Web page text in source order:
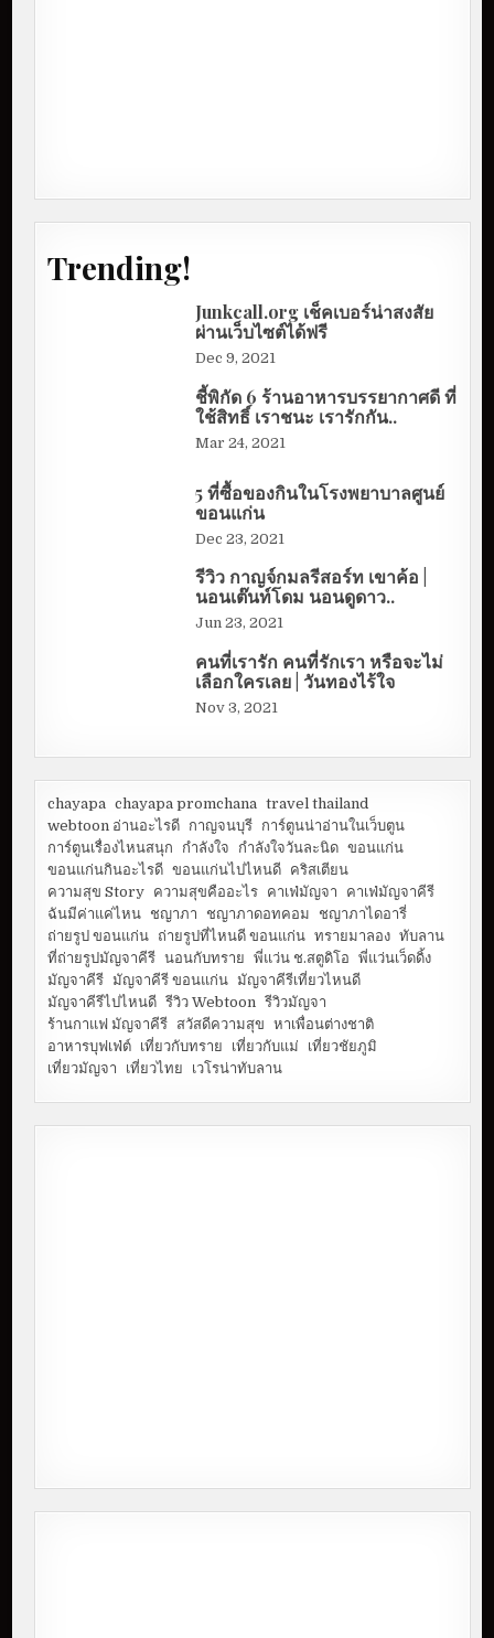
Trending!
Junkcall.org เช็คเบอร์น่าสงสัย
ผ่านเว็บไซต์ได้ฟรี
Dec 9, 2021
ชี้พิกัด 6 ร้านอาหารบรรยากาศดี ที่
ใช้สิทธิ์ เราชนะ เรารักกัน..
Mar 24, 2021
5 ที่ซื้อของกินในโรงพยาบาลศูนย์
ขอนแก่น
Dec 23, 2021
รีวิว กาญจ์กมลรีสอร์ท เขาค้อ |
นอนเต๊นท์โดม นอนดูดาว..
Jun 23, 2021
คนที่เรารัก คนที่รักเรา หรือจะไม่
เลือกใครเลย | วันทองไร้ใจ
Nov 3, 2021
chayapa chayapa promchana travel thailand
webtoon อ่านอะไรดี กาญจนบุรี การ์ตูนน่าอ่านในเว็บตูน
การ์ตูนเรื่องไหนสนุก
กำลังใจ กำลังใจวันละนิด ขอนแก่น
ขอนแก่นกินอะไรดี ขอนแก่นไปไหนดี คริสเตียน
ความสุข Story ความสุขคืออะไร คาเฟ่มัญจา
คาเฟ่มัญจาคีรี
ฉันมีค่าแค่ไหน ชญาภา ชญาภาดอทคอม
ชญาภาไดอารี่
ถ่ายรูป ขอนแก่น ถ่ายรูปที่ไหนดี ขอนแก่น ทรายมาลอง ทับลาน
ที่ถ่ายรูปมัญจาคีรี นอนกับทราย พี่แว่น ช.สตูดิโอ
พี่แว่นเว็ดดิ้ง
มัญจาคีรี มัญจาคีรี ขอนแก่น มัญจาคีรีเที่ยวไหนดี
มัญจาคีรีไปไหนดี รีวิว Webtoon รีวิวมัญจา
ร้านกาแฟ มัญจาคีรี สวัสดีความสุข
หาเพื่อนต่างชาติ
อาหารบุฟเฟ่ต์ เที่ยวกับทราย เที่ยวกับแม่
เที่ยวชัยภูมิ
เที่ยวมัญจา
เที่ยวไทย เวโรน่าทับลาน